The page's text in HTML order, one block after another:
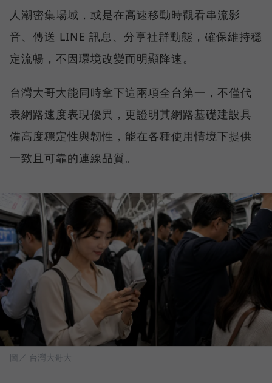
人潮密集場域，或是在高速移動時觀看串流影
音、傳送 LINE 訊息、分享社群動態，確保維持穩
定流暢，不因環境改變而明顯降速。
台灣大哥大能同時拿下這兩項全台第一，不僅代
表網路速度表現優異，更證明其網路基礎建設具
備高度穩定性與韌性，能在各種使用情境下提供
一致且可靠的連線品質。
圖／ 台灣大哥大